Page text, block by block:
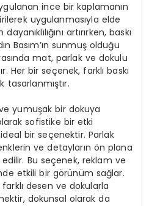
ince bir kaplamanın
uygulanmasıyla elde
artırırken, baskı
Basım’ın sunmuş olduğu
mat, parlak ve dokulu
Her bir seçenek, farklı baskı
tasarlanmıştır.
yumuşak bir dokuya
sofistike bir etki
bir seçenektir. Parlak
ve detayların ön plana
edilir. Bu seçenek, reklam ve
etkili bir görünüm sağlar.
desen ve dokularla
dokunsal olarak da